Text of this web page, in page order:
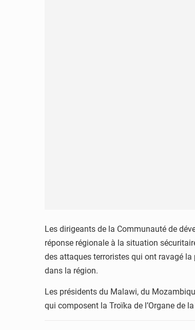
Les dirigeants de la Communauté de
réponse régionale à la situation
des attaques terroristes qui ont ravagé
dans la région.
Les présidents du Malawi, du
qui composent la Troïka de l’Organe de